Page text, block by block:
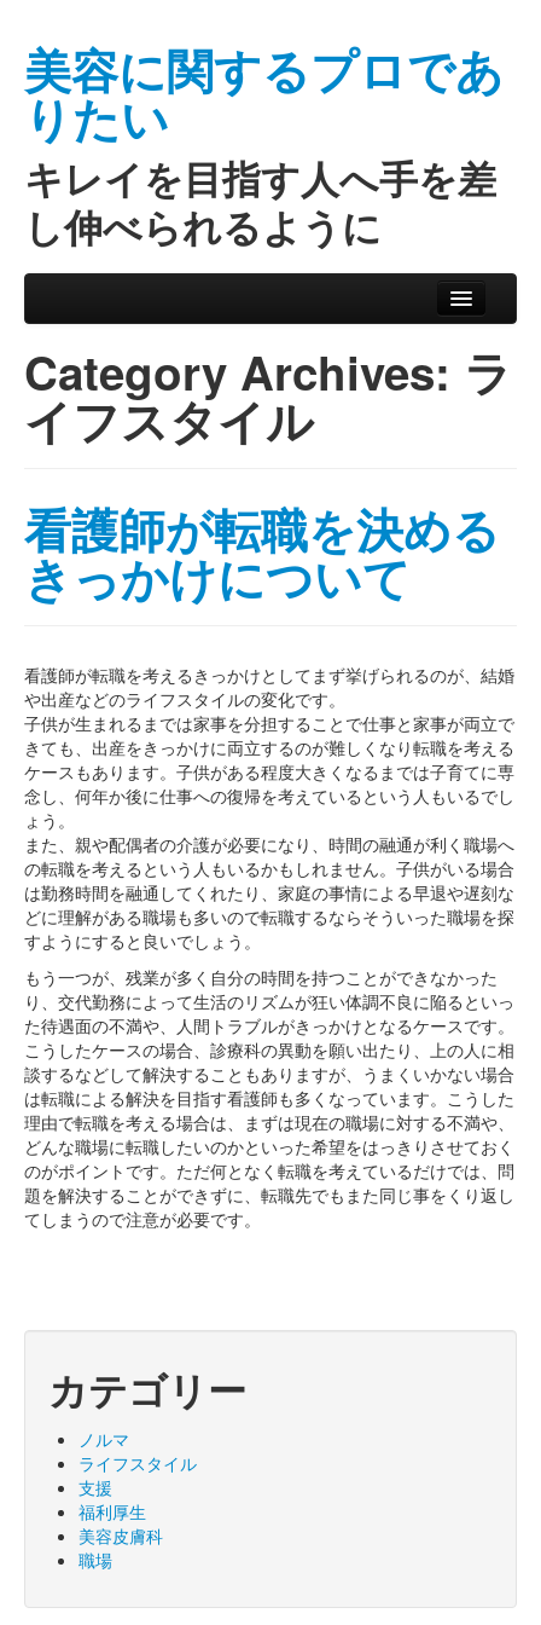
美容に関するプロであ
りたい
キレイを目指す人へ手を差
し伸べられるように
Main menu
Category Archives: ラ
イフスタイル
看護師が転職を決める
きっかけについて
看護師が転職を考えるきっかけとしてまず挙げられるのが、結婚
や出産などのライフスタイルの変化です。
子供が生まれるまでは家事を分担することで仕事と家事が両立で
きても、出産をきっかけに両立するのが難しくなり転職を考える
ケースもあります。子供がある程度大きくなるまでは子育てに専
念し、何年か後に仕事への復帰を考えているという人もいるでし
ょう。
また、親や配偶者の介護が必要になり、時間の融通が利く職場へ
の転職を考えるという人もいるかもしれません。子供がいる場合
は勤務時間を融通してくれたり、家庭の事情による早退や遅刻な
どに理解がある職場も多いので転職するならそういった職場を探
すようにすると良いでしょう。
もう一つが、残業が多く自分の時間を持つことができなかった
り、交代勤務によって生活のリズムが狂い体調不良に陥るといっ
た待遇面の不満や、人間トラブルがきっかけとなるケースです。
こうしたケースの場合、診療科の異動を願い出たり、上の人に相
談するなどして解決することもありますが、うまくいかない場合
は転職による解決を目指す看護師も多くなっています。こうした
理由で転職を考える場合は、まずは現在の職場に対する不満や、
どんな職場に転職したいのかといった希望をはっきりさせておく
のがポイントです。ただ何となく転職を考えているだけでは、問
題を解決することができずに、転職先でもまた同じ事をくり返し
てしまうので注意が必要です。
カテゴリー
ノルマ
ライフスタイル
支援
福利厚生
美容皮膚科
職場